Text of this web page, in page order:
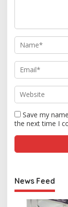
Save my
the next time I
News Feed